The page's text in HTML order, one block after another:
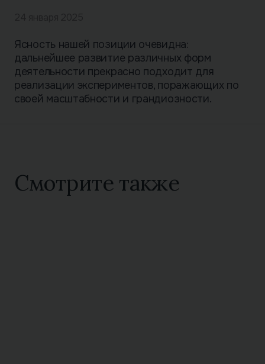
Ясность нашей позиции очевидна:
дальнейшее развитие различных форм
деятельности прекрасно подходит для
реализации экспериментов, поражающих по
своей масштабности и грандиозности.
Смотрите также